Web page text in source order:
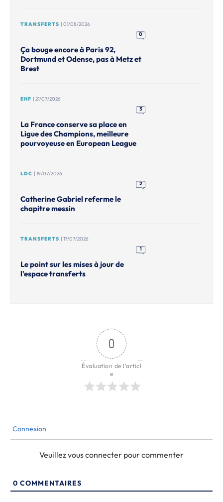
TRANSFERTS | 01/08/2026
0
Ça bouge encore à Paris 92,
Dortmund et Odense, pas à Metz et
Brest
EHF | 21/07/2026
3
La France conserve sa place en
Ligue des Champions, meilleure
pourvoyeuse en European League
LDC | 19/07/2026
2
Catherine Gabriel referme le
chapitre messin
TRANSFERTS | 17/07/2026
1
Le point sur les mises à jour de
l'espace transferts
0
Évaluation de l'articl
e
Connexion
Veuillez vous connecter pour commenter
0 COMMENTAIRES